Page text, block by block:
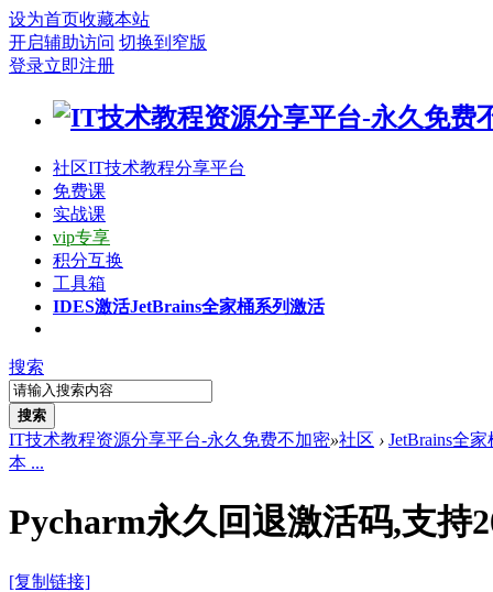
设为首页收藏本站
开启辅助访问 切换到窄版
登录立即注册
社区IT技术教程分享平台
免费课
实战课
vip专享
积分互换
工具箱
IDES激活JetBrains全家桶系列激活
搜索
搜索
IT技术教程资源分享平台-永久免费不加密»社区 › JetBrains全
本 ...
Pycharm永久回退激活码,支持
[复制链接]